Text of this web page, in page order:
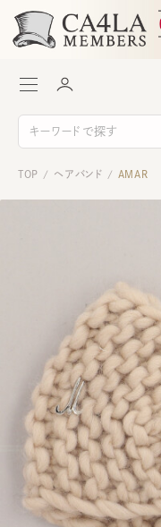
TOP / ヘアバンド / AMAR